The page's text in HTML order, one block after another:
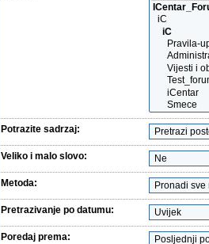
Potrazite sadrzaj:
Veliko i malo slovo:
Metoda:
Pretrazivanje po datumu:
Poredaj prema: